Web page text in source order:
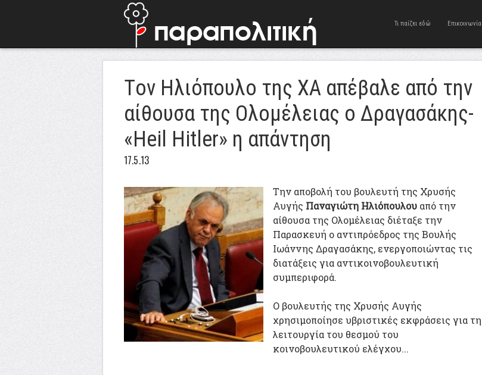
Τι παίζει εδώ Επικοινωνία
Tον Ηλιόπουλο της ΧΑ απέβαλε από την
αίθουσα της Ολομέλειας ο Δραγασάκης-
«Heil Hitler» η απάντηση
17.5.13
Την αποβολή του βουλευτή της Χρυσής
Αυγής Παναγιώτη Ηλιόπουλου από την
αίθουσα της Ολομέλειας διέταξε την
Παρασκευή ο αντιπρόεδρος της Βουλής
Ιωάννης Δραγασάκης, ενεργοποιώντας τις
διατάξεις για αντικοινοβουλευτική
συμπεριφορά.
Ο βουλευτής της Χρυσής Αυγής
χρησιμοποίησε υβριστικές εκφράσεις για τη
λειτουργία του θεσμού του
κοινοβουλευτικού ελέγχου...